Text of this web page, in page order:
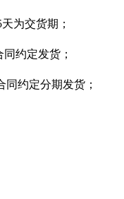
为交货期；
约定发货；
约定分期发货；